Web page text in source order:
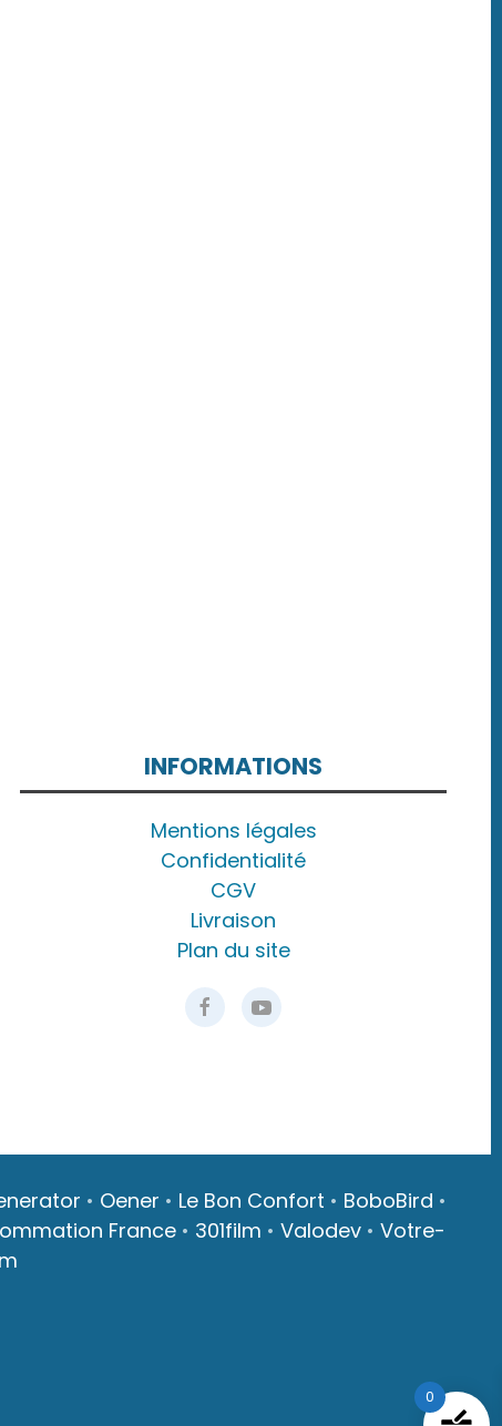
INFORMATIONS
Mentions légales
Confidentialité
CGV
Livraison
Plan du site
• Oener • Le Bon Confort • BoboBird •
France• 301film • Valodev• Votre-
0